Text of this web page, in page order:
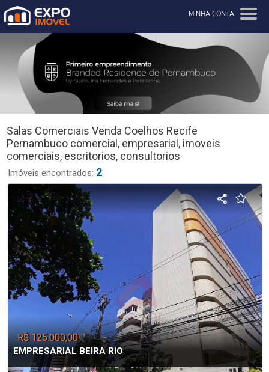
MINHA CONTA
Salas Comerciais Venda Coelhos Recife
Pernambuco comercial, empresarial, imoveis
comerciais, escritorios, consultorios
Imóveis encontrados: 2
R$ 125.000,00
EMPRESARIAL BEIRA RIO